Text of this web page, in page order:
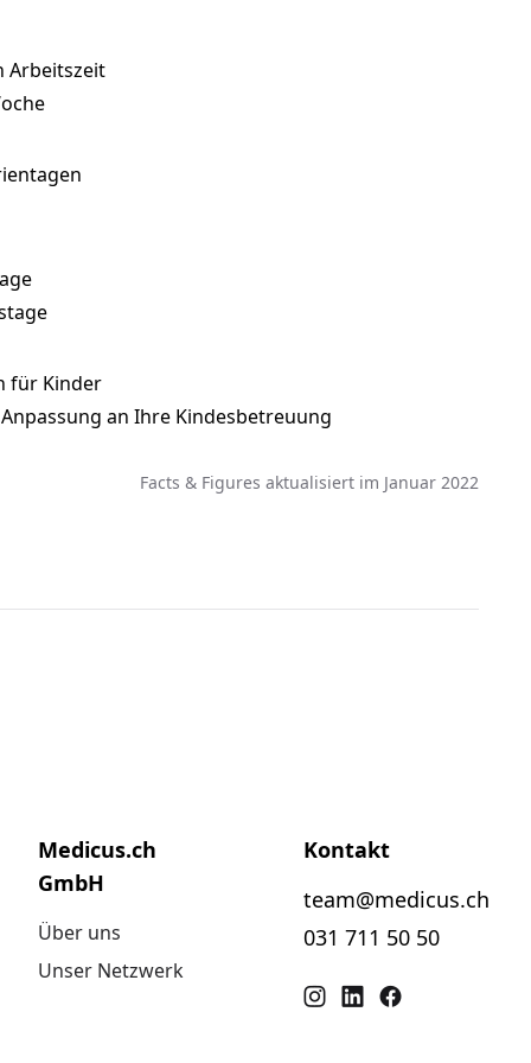
Arbeitszeit
für Kinder
an Ihre Kindesbetreuung
Facts & Figures aktualisiert im Januar 2022
Medicus.ch
GmbH
Über uns
Unser Netzwerk
Kontakt
team@medicus.ch
031 711 50 50